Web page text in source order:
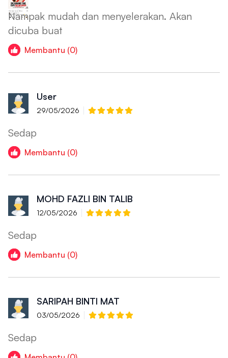
Nampak mudah dan menyelerakan. Akan
dicuba buat
Membantu (0)
User
29/05/2026
Sedap
Membantu (0)
MOHD FAZLI BIN TALIB
12/05/2026
Sedap
Membantu (0)
SARIPAH BINTI MAT
03/05/2026
Sedap